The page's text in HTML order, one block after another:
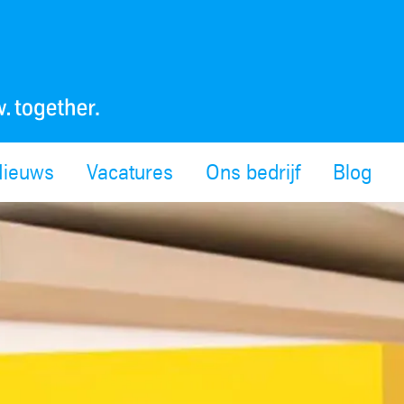
Vacatures Ons bedrijf Blog